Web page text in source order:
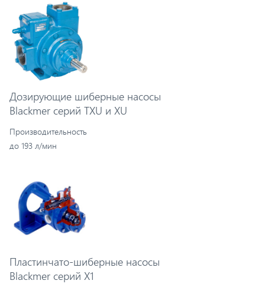
Дозирующие шиберные насосы
Blackmer серий TXU и XU
Производительность
до 193 л/мин
Пластинчато-шиберные насосы
Blackmer серий X1